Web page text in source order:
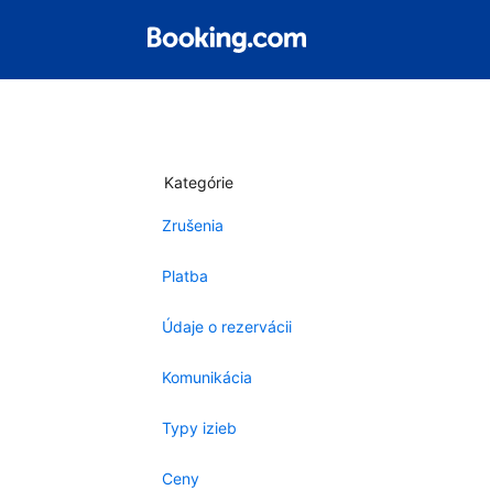
Kategórie
Zrušenia
Platba
Údaje o rezervácii
Komunikácia
Typy izieb
Ceny